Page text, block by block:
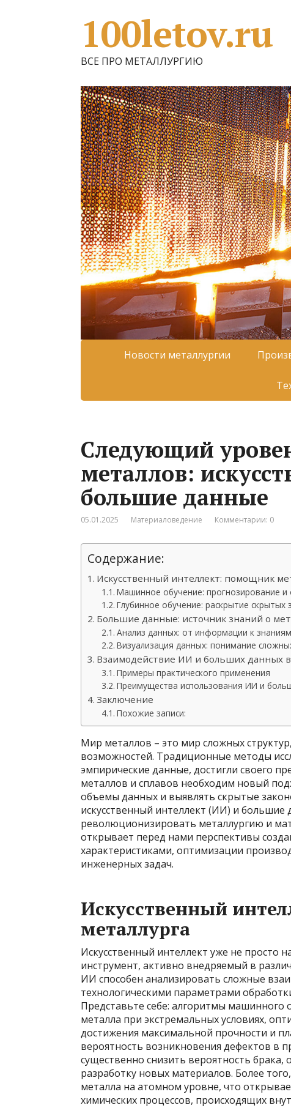
100letov.ru
ВСЕ ПРО МЕТАЛЛУРГИЮ
Новости металлургии
Следующий
металлов:
большие данные
05.01.2025 Материаловедение Комментарии: 0
Содержание:
Искусственный интеллект: помощник
Машинное обучение: прогнозирование и
Глубинное обучение: раскрытие скрытых
Большие данные: источник знаний о
Анализ данных: от информации к знаниям
Визуализация данных: понимание
Взаимодействие ИИ и больших данных в
Примеры практического применения
Преимущества использования ИИ и
Заключение
Похожие записи:
Мир металлов – это мир сложных
возможностей. Традиционные методы
эмпирические данные, достигли своего
металлов и сплавов необходим новый
объемы данных и выявлять скрытые
искусственный интеллект (ИИ) и
революционизировать металлургию и
открывает перед нами перспективы
характеристиками, оптимизации
инженерных задач.
Искусственный
металлурга
Искусственный интеллект уже не просто
инструмент, активно внедряемый в
ИИ способен анализировать сложные
технологическими параметрами
Представьте себе: алгоритмы машинного
металла при экстремальных условиях,
достижения максимальной прочности и
вероятность возникновения дефектов в
существенно снизить вероятность
разработку новых материалов. Более
металла на атомном уровне, что
химических процессов, происходящих